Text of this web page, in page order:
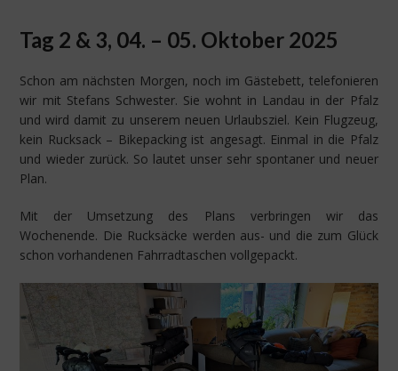
Tag 2 & 3, 04. – 05. Oktober 2025
Schon am nächsten Morgen, noch im Gästebett, telefonieren
wir mit Stefans Schwester. Sie wohnt in Landau in der Pfalz
und wird damit zu unserem neuen Urlaubsziel. Kein Flugzeug,
kein Rucksack – Bikepacking ist angesagt. Einmal in die Pfalz
und wieder zurück. So lautet unser sehr spontaner und neuer
Plan.
Mit der Umsetzung des Plans verbringen wir das
Wochenende. Die Rucksäcke werden aus- und die zum Glück
schon vorhandenen Fahrradtaschen vollgepackt.